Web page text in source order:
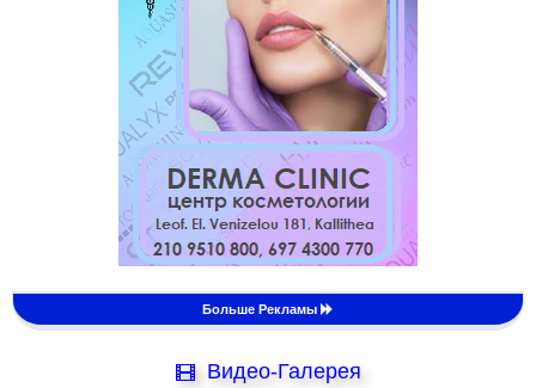
Больше Рекламы
Видео-Галерея